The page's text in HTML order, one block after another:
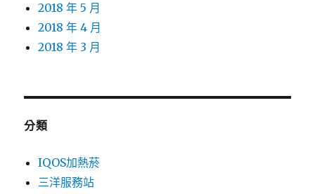
2018 年 5 月
2018 年 4 月
2018 年 3 月
分類
IQOS加熱菸
三洋服務站